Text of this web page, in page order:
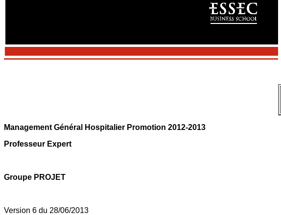
Management Général Hospitalier Promotion 2012-2013
Professeur Expert
Groupe PROJET
Version 6 du 28/06/2013